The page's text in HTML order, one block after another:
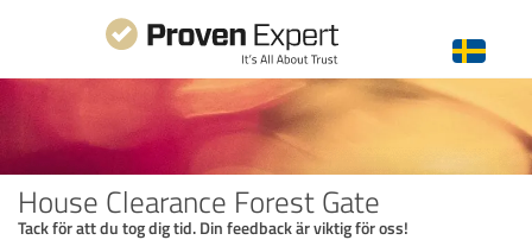
House Clearance Forest Gate
Tack för att du tog dig tid. Din feedback är viktig för oss!